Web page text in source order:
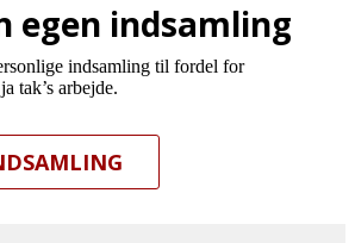
egen indsamling
indsamling til fordel for
tak’s arbejde.